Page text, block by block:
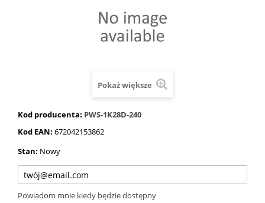
Pokaż większe
Kod producenta: PWS-1K28D-240
Kod EAN: 672042153862
Stan: Nowy
Powiadom mnie kiedy będzie dostępny